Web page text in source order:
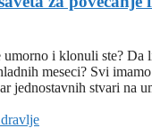
umorno i klonuli ste? Da
meseci? Svi
jednostavnih stvari na